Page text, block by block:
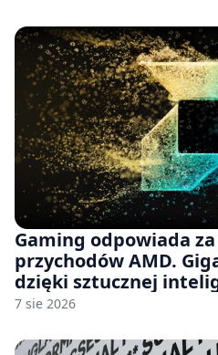
Gaming odpowiada
przychodów AMD.
dzięki sztucznej
7 sie 2026